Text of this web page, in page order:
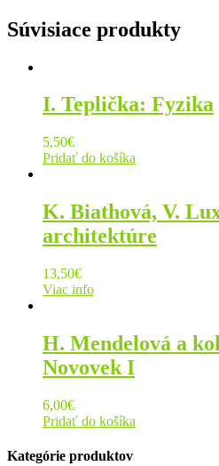
Súvisiace produkty
I. Teplička: Fyzika
5,50€
Pridať do košíka
K. Biathová, V.
architektúre
13,50€
Viac info
H. Mendelová a
Novovek I
6,00€
Pridať do košíka
Kategórie produktov